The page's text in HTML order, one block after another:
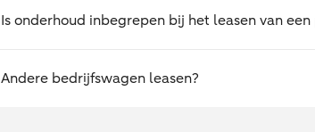
Is onderhoud inbegrepen bij het leasen van een
Andere bedrijfswagen leasen?